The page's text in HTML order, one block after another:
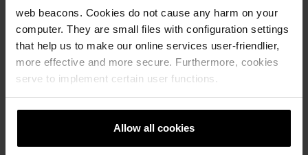
web beacons. Cookies do not cause any harm on your
computer. They are small files with configuration settings
that help us to make our online services user-friendlier,
more effective and more secure. Furthermore, cookies
serve to implement certain user functions.
Allow all cookies
IZO Profi opeka punjena kamenom vunom za
obiteljske kuće
Najbolja toplinska zaštita s Porotherm IZO Profi
brušenom opekom punjenom kamenom vunom.